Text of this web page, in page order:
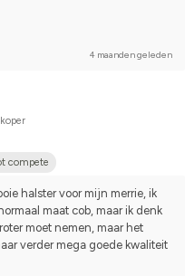
4 maanden geleden
compete
halster voor mijn merrie, ik
maat cob, maar ik denk
moet nemen, maar het
verder mega goede kwaliteit